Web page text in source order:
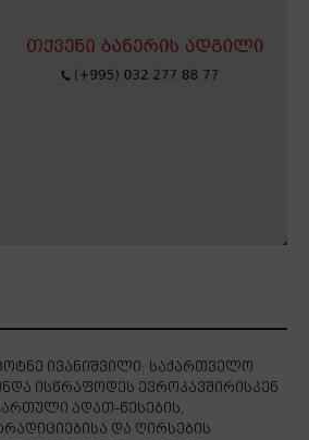
ივანიშვილი: საქართველო
ისწრაფოდეს ევროკავშირისკენ
ადათ-წესების,
და ღირსების